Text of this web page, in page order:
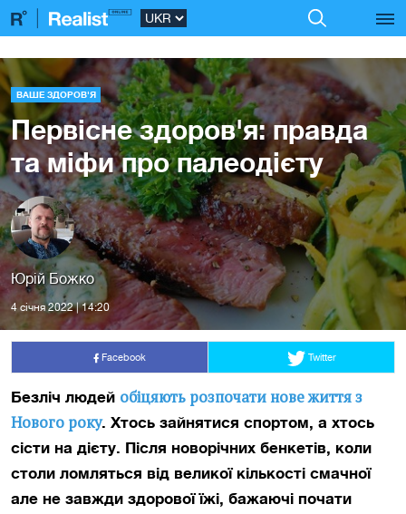
ВАШЕ ЗДОРОВ'Я
Первісне здоров'я: правда
та міфи про палеодієту
Юрій Божко
4 сiчня 2022 | 14:20
Facebook Twitter
Безліч людей обіцяють розпочати нове життя з
Нового року. Хтось зайнятися спортом, а хтось
сісти на дієту. Після новорічних бенкетів, коли
столи ломляться від великої кількості смачної
але не завжди здорової їжі, бажаючі почати